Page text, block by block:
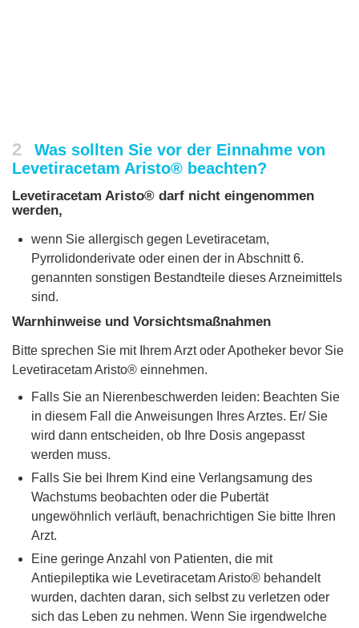
2
Was sollten Sie vor der Einnahme von
Levetiracetam Aristo® beachten?
Levetiracetam Aristo® darf nicht eingenommen
werden,
wenn Sie allergisch gegen Levetiracetam,
Pyrrolidonderivate oder einen der in Abschnitt 6.
genannten sonstigen Bestandteile dieses Arzneimittels
sind.
Warnhinweise und Vorsichtsmaßnahmen
Bitte sprechen Sie mit Ihrem Arzt oder Apotheker bevor Sie
Levetiracetam Aristo® einnehmen.
Falls Sie an Nierenbeschwerden leiden: Beachten Sie
in diesem Fall die Anweisungen Ihres Arztes. Er/ Sie
wird dann entscheiden, ob Ihre Dosis angepasst
werden muss.
Falls Sie bei Ihrem Kind eine Verlangsamung des
Wachstums beobachten oder die Pubertät
ungewöhnlich verläuft, benachrichtigen Sie bitte Ihren
Arzt.
Eine geringe Anzahl von Patienten, die mit
Antiepileptika wie Levetiracetam Aristo® behandelt
wurden, dachten daran, sich selbst zu verletzen oder
sich das Leben zu nehmen. Wenn Sie irgendwelche